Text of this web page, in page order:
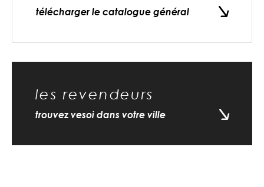
télécharger le catalogue général
les revendeurs
trouvez vesoi dans votre ville